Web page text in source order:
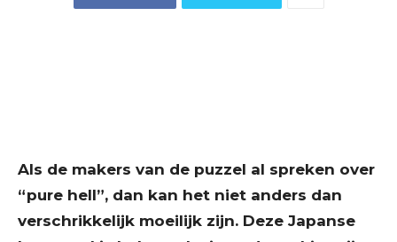
Als de makers van de puzzel al spreken over
“pure hell”, dan kan het niet anders dan
verschrikkelijk moeilijk zijn. Deze Japanse